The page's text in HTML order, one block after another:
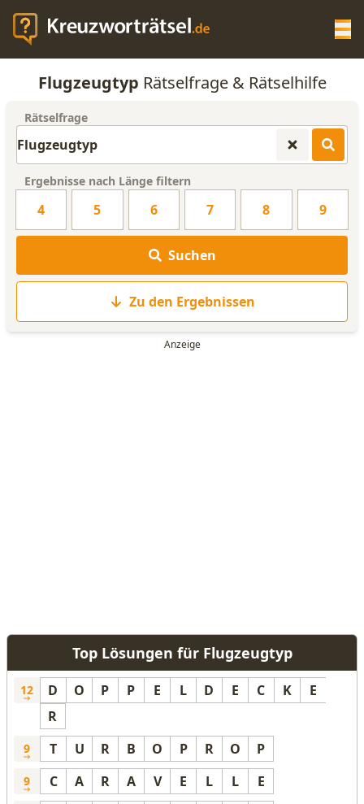
KREUZWORTRÄTSEL-HILFE
WORTLISTE
Flugzeugtyp Rätselfrage & Rätselhilfe
Rätselfrage
Ergebnisse nach Länge filtern
4 5 6 7 8 9
Suchen
Zu den Ergebnissen
Top Lösungen für Flugzeugtyp
12 D O P P E L D E C K
E
R
9 T U R B O P R O P
9 C A R A V E L L E